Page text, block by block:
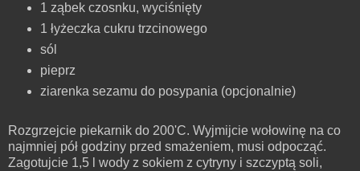
1 ząbek czosnku, wyciśnięty
1 łyżeczka cukru trzcinowego
sól
pieprz
ziarenka sezamu do posypania (opcjonalnie)
Rozgrzejcie piekarnik do 200'C. Wyjmijcie wołowinę na co
najmniej pół godziny przed smażeniem, musi odpocząć.
Zagotujcie 1,5 l wody z sokiem z cytryny i szczyptą soli,